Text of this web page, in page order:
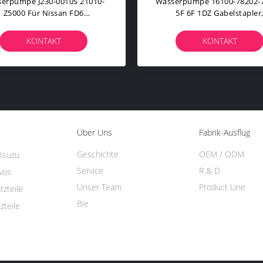
Dieselmotoren-Ersatzteile Für
Baumaschinen
KONTAKT
Für RG140B RG170B
KONTAKT
Über Uns
Bie
Geschichte
Service
Unser Team
Fabrik-Ausflug
Product Line
OEM / ODM
R & D